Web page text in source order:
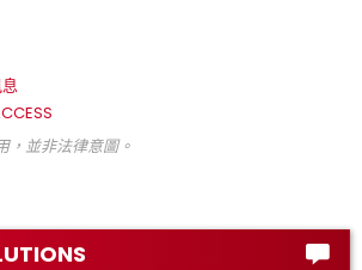
，並非法律意圖。